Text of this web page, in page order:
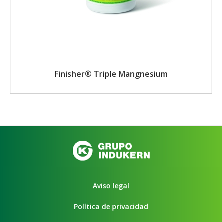
Finisher® Triple Mangnesium
Aviso legal
Política de privacidad